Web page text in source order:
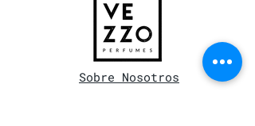
Sobre Nosotros